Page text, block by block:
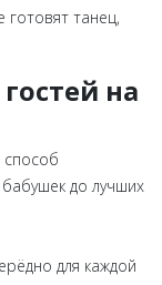
танец,
на
до лучших
для каждой